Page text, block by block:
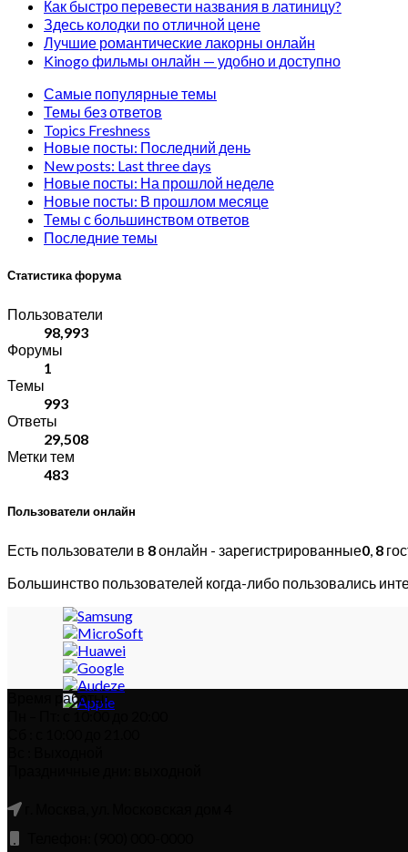
Как быстро перевести названия в латиницу?
Здесь колодки по отличной цене
Лучшие романтические лакорны онлайн
Kinogo фильмы онлайн — удобно и доступно
Самые популярные темы
Темы без ответов
Topics Freshness
Новые посты: Последний день
New posts: Last three days
Новые посты: На прошлой неделе
Новые посты: В прошлом месяце
Темы с большинством ответов
Последние темы
Статистика форума
Пользователи
98,993
Форумы
1
Темы
993
Ответы
29,508
Метки тем
483
Пользователи онлайн
Есть пользователи в 8онлайн - зарегистрированные0, 8
Большинство пользователей когда-либо пользовались
Время работы:
Пн – Пт: с 10:00 до 20:00